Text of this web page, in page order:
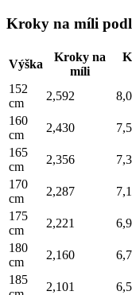
Kroky na míli
Výška
Kroky na
míli
152
cm
2,592
160
cm
2,430
165
cm
2,356
170
cm
2,287
175
cm
2,221
180
cm
2,160
185
2,101